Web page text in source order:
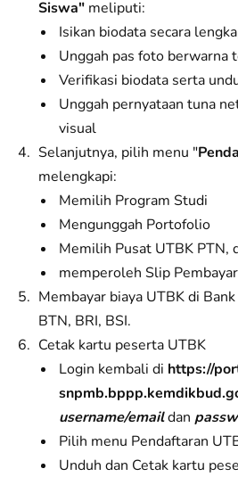
Siswa" meliputi:
Isikan biodata secara
Unggah pas foto berwarna
Verifikasi biodata serta
Unggah pernyataan tuna
visual
Selanjutnya, pilih menu "
melengkapi:
Memilih Program Studi
Mengunggah Portofolio
Memilih Pusat UTBK PTN,
memperoleh Slip
Membayar biaya UTBK di
BTN, BRI, BSI.
Cetak kartu peserta UTBK
Login kembali di https://
username/emaildan
Pilih menu Pendaftaran
Unduh dan Cetak kartu